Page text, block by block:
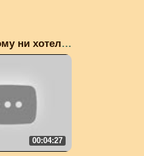
Как бы кому ни хотелось...
00:04:27